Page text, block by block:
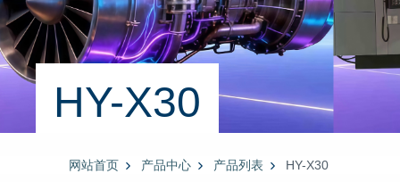
网站首页 产品中心 产品列表 HY-X30
HY-X30